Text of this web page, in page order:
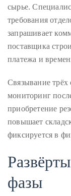
Follow
me
on
Twitter
BY
©
2018
сырье.
требования
запрашивает
поставщика
платежа и
Связывание трёх
мониторинг
приобретение
повышает
фиксируется в
фазы